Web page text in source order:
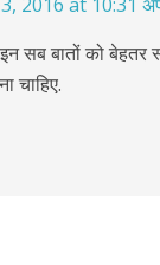
सब बातों को बेहतर
चाहिए.